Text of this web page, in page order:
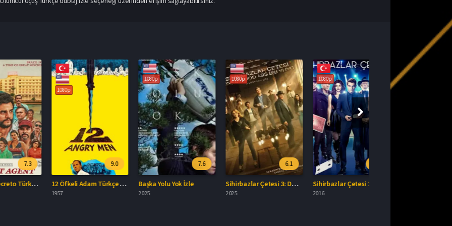
7.3
O Agente Secreto Türkçe Dublaj İzle
1080p
9.0
12 Öfkeli Adam Türkçe Dublaj İzle
1080p
7.6
Başka Yolu Yok İzle
1080p
6.1
Sihirbazlar Çetesi 3: Daha Bir Şey Görmediniz Full İzle
1080p
6.4
Sihirbazlar Çetesi 2 Türkçe Dublaj İzle